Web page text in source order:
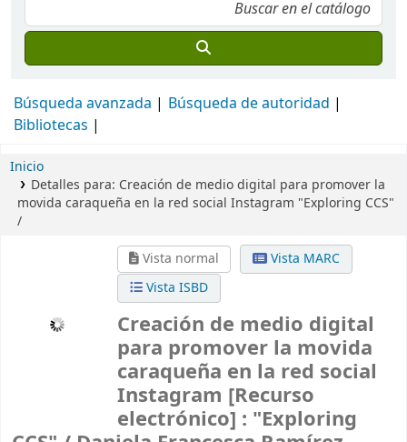
Búsqueda avanzada
Búsqueda de autoridad
Bibliotecas
Inicio
Detalles para: Creación de medio digital para promover la
movida caraqueña en la red social Instagram "Exploring CCS"
/
Vista normal
Vista MARC
Vista ISBD
Creación de medio digital
para promover la movida
caraqueña en la red social
Instagram [Recurso
electrónico] : "Exploring